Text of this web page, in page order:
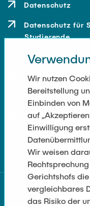
Datenschutz
Datenschutz für
Studierende
Kontakt
Anfahrt
Presse und
Merchandise-
Cookie-
Wir nutzen
Bereitstellung
Einbinden von
auf
Einwilligung
Wir weisen
Gerichtshofs
vergleichbares
das Risiko der